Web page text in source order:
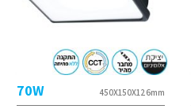
450X150X126mm
70W